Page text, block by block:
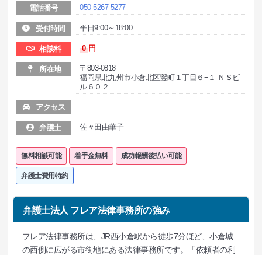
電話番号 050-5267-5277
受付時間 平日9:00～18:00
相談料 0 円
所在地
〒803-0818
福岡県北九州市小倉北区竪町１丁目６−１ ＮＳビ
ル６０２
アクセス
弁護士 佐々田由華子
無料相談可能 着手金無料 成功報酬後払い可能
弁護士費用特約
弁護士法人 フレア法律事務所の強み
フレア法律事務所は、JR西小倉駅から徒歩7分ほど、小倉城
の西側に広がる市街地にある法律事務所です。「依頼者の利